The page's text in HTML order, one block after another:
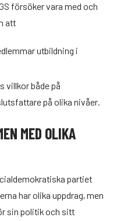
försöker vara med och
att
utbildning i
villkor både på
på olika nivåer.
MED OLIKA
partiet
har olika uppdrag, men
sin politik och sitt